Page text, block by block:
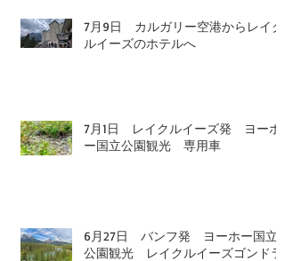
7月9日 カルガリー空港からレイク
ルイーズのホテルへ
7月1日 レイクルイーズ発 ヨーホ
ー国立公園観光 専用車
6月27日 バンフ発 ヨーホー国立
公園観光 レイクルイーズゴンドラ